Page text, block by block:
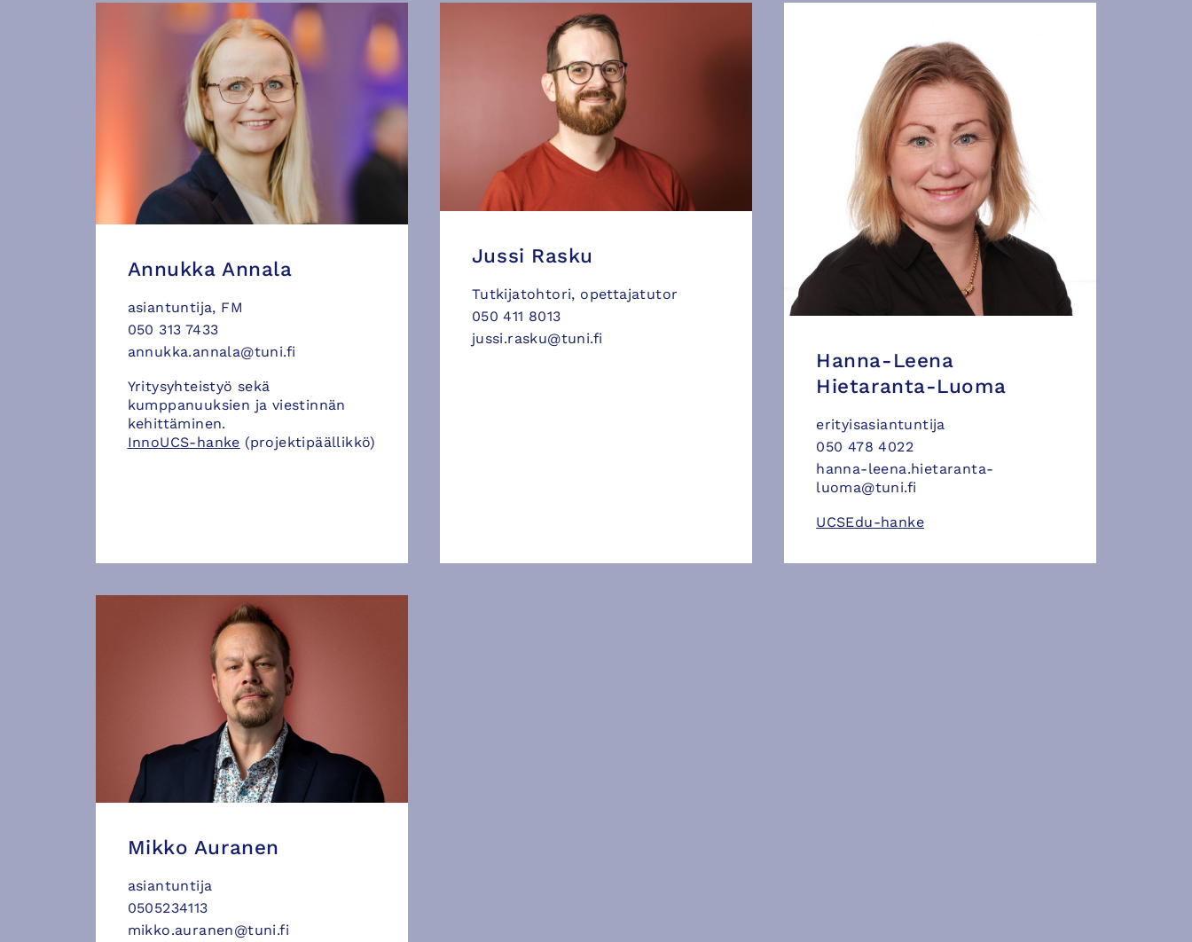
Annukka Annala
asiantuntija, FM
050 313 7433
annukka.annala@tuni.fi
Yritysyhteistyö sekä
kumppanuuksien ja viestinnän
kehittäminen.
InnoUCS-hanke (projektipäällikkö)
Jussi Rasku
Tutkijatohtori, opettajatutor
050 411 8013
jussi.rasku@tuni.fi
Hanna-Leena
Hietaranta-Luoma
erityisasiantuntija
050 478 4022
hanna-leena.hietaranta-
luoma@tuni.fi
UCSEdu-hanke
Mikko Auranen
asiantuntija
0505234113
mikko.auranen@tuni.fi